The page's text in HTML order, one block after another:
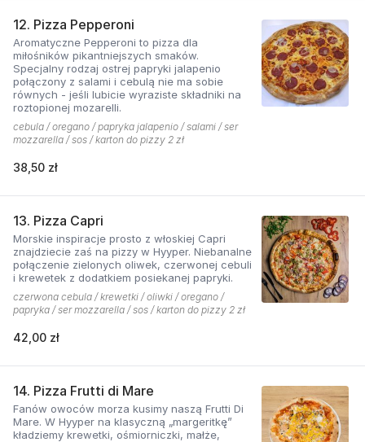
12. Pizza Pepperoni
Aromatyczne Pepperoni to pizza dla
miłośników pikantniejszych smaków.
Specjalny rodzaj ostrej papryki jalapenio
połączony z salami i cebulą nie ma sobie
równych - jeśli lubicie wyraziste składniki na
roztopionej mozarelli.
cebula / oregano / papryka jalapenio / salami / ser
mozzarella / sos / karton do pizzy 2 zł
38,50 zł
13. Pizza Capri
Morskie inspiracje prosto z włoskiej Capri
znajdziecie zaś na pizzy w Hyyper. Niebanalne
połączenie zielonych oliwek, czerwonej cebuli
i krewetek z dodatkiem posiekanej papryki.
czerwona cebula / krewetki / oliwki / oregano /
papryka / ser mozzarella / sos / karton do pizzy 2 zł
42,00 zł
14. Pizza Frutti di Mare
Fanów owoców morza kusimy naszą Frutti Di
Mare. W Hyyper na klasyczną „margeritkę”
kładziemy krewetki, ośmiorniczki, małże,